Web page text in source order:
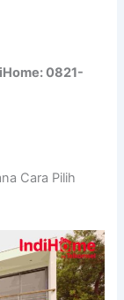
0821-
Cara Pilih